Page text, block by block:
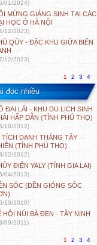
01/2024)
MỪNG GIÁNG SINH TẠI CÁC
HỌC Ở HÀ NỘI
12/2023)
QÚY - ĐẶC KHU GIỮA BIỂN
12/2023)
1 2 3 4
đọc nhiều
ĐẠI LẢI - KHU DU LỊCH SINH
HẤP DẪN (TỈNH PHÚ THỌ)
10/2012)
TÍCH DANH THẮNG TÂY
(TỈNH PHÚ THỌ)
12/2012)
ĐIỆN YALY (TỈNH GIA LAI)
04/2013)
SÓC (ĐỀN GIÓNG SÓC
10/2010)
HỘI NÚI BÀ ĐEN - TÂY NINH
09/2011)
1 2 3 4